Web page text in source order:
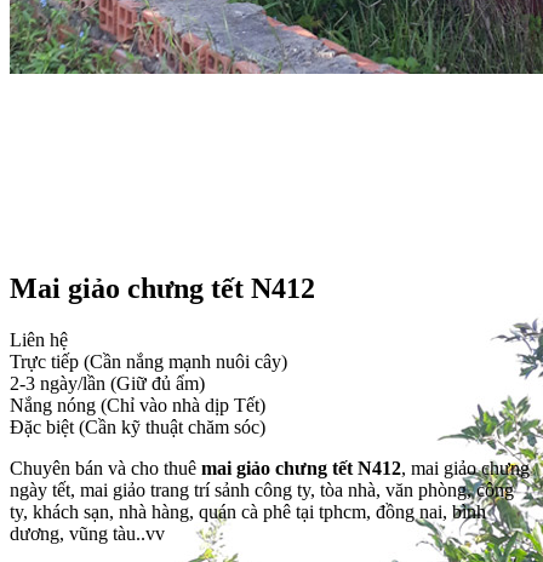
Mai giảo chưng tết N412
Liên hệ
Trực tiếp (Cần nắng mạnh nuôi cây)
2-3 ngày/lần (Giữ đủ ẩm)
Nắng nóng (Chỉ vào nhà dịp Tết)
Đặc biệt (Cần kỹ thuật chăm sóc)
Chuyên bán và cho thuê mai giảo chưng tết N412, mai giảo chưng
ngày tết, mai giảo trang trí sảnh công ty, tòa nhà, văn phòng, công
ty, khách sạn, nhà hàng, quán cà phê tại tphcm, đồng nai, bình
dương, vũng tàu..vv